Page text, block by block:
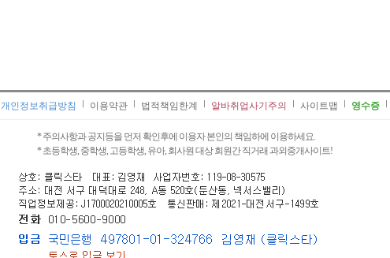
개인정보취급방침 이용약관 법적책임한계 알바취업사기주의 사이트맵 영수증
* 주의사항과 공지등을 먼저 확인후에 이용자 본인의 책임하에 이용하세요.
* 초등학생, 중학생, 고등학생, 유아, 회사원 대상 회원간 직거래 과외중개사이트!